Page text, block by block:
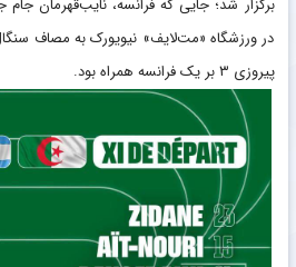
در ورزشگاه «مت‌لایف» نیویورک به مصاف
پیروزی ۳ بر یک فرانسه همراه بود.